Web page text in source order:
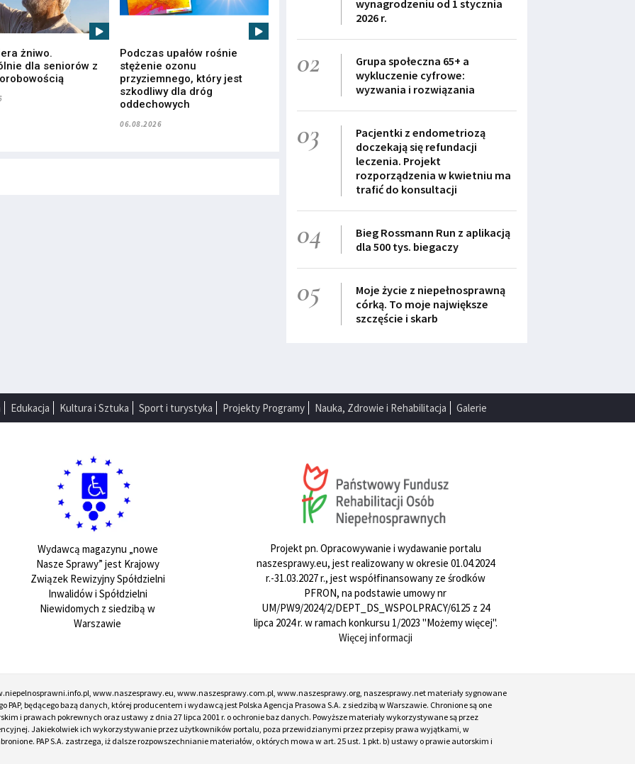
żniwo.
dla seniorów z
Podczas upałów rośnie
stężenie ozonu
przyziemnego, który jest
szkodliwy dla dróg
oddechowych
06.08.2026
wynagrodzeniu od 1 stycznia
2026 r.
02
Grupa społeczna 65+ a
wykluczenie cyfrowe:
wyzwania i rozwiązania
03
Pacjentki z endometriozą
doczekają się refundacji
leczenia. Projekt
rozporządzenia w kwietniu ma
trafić do konsultacji
04
Bieg Rossmann Run z aplikacją
dla 500 tys. biegaczy
05
Moje życie z niepełnosprawną
córką. To moje największe
szczęście i skarb
Edukacja Kultura i Sztuka Sport i turystyka Projekty Programy Nauka, Zdrowie i Rehabilitacja Galerie
Wydawcą magazynu „nowe
Nasze Sprawy” jest Krajowy
Związek Rewizyjny Spółdzielni
Inwalidów i Spółdzielni
Niewidomych z siedzibą w
Warszawie
Projekt pn. Opracowywanie i wydawanie portalu
naszesprawy.eu, jest realizowany w okresie 01.04.2024
r.-31.03.2027 r., jest współfinansowany ze środków
PFRON, na podstawie umowy nr
UM/PW9/2024/2/DEPT_DS_WSPOLPRACY/6125 z 24
lipca 2024 r. w ramach konkursu 1/2023 "Możemy więcej".
Więcej informacji
www.naszesprawy.eu, www.naszesprawy.com.pl, www.naszesprawy.org, naszesprawy.net materiały sygnowane
PAP, będącego bazą danych, której producentem i wydawcą jest Polska Agencja Prasowa S.A. z siedzibą w Warszawie. Chronione są one
i prawach pokrewnych oraz ustawy z dnia 27 lipca 2001 r. o ochronie baz danych. Powyższe materiały wykorzystywane są przez
Jakiekolwiek ich wykorzystywanie przez użytkowników portalu, poza przewidzianymi przez przepisy prawa wyjątkami, w
PAP S.A. zastrzega, iż dalsze rozpowszechnianie materiałów, o których mowa w art. 25 ust. 1 pkt. b) ustawy o prawie autorskim i